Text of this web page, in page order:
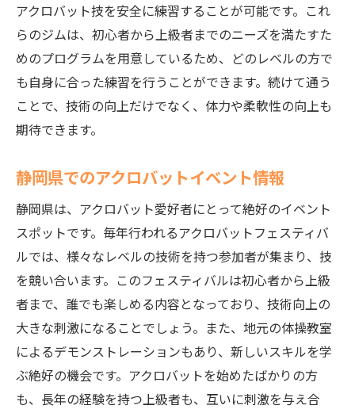
アクロバット技を安全に練習することが可能です。これ
らのジムは、初心者から上級者までのニーズを満たすた
めのプログラムを用意しているため、どのレベルの方で
も自身に合った練習を行うことができます。続けて通う
ことで、技術の向上だけでなく、体力や柔軟性の向上も
期待できます。
静岡県でのアクロバットイベント情報
静岡県は、アクロバット愛好者にとって絶好のイベント
スポットです。毎年行われるアクロバットフェスティバ
ルでは、様々なレベルの技術を持つ参加者が集まり、技
を競い合います。このフェスティバルは初心者から上級
者まで、誰でも楽しめる内容となっており、技術向上の
大きな刺激になることでしょう。また、地元の体操教室
によるデモンストレーションもあり、新しいスキルを学
ぶ絶好の機会です。アクロバットを始めたばかりの方
も、長年の経験を持つ上級者も、互いに刺激を与え合